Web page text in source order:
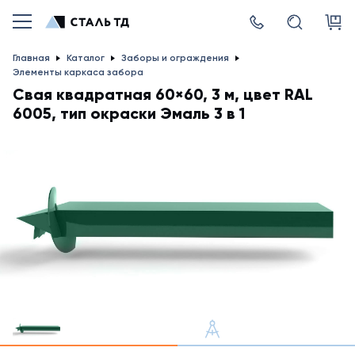
Главная Каталог
Заборы и ограждения
Элементы каркаса забора
Свая квадратная 60×60, 3 м, цвет RAL
6005, тип окраски Эмаль 3 в 1